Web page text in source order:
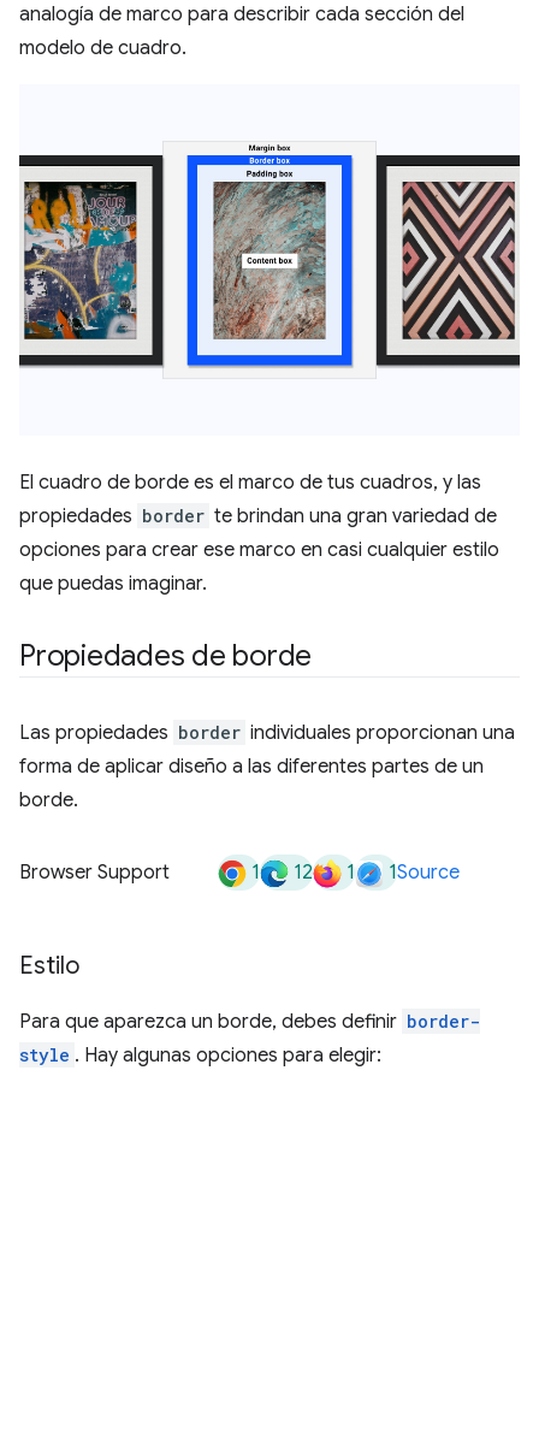
analogía de marco para describir cada sección del
modelo de cuadro.
El cuadro de borde es el marco de tus cuadros, y las
propiedades border te brindan una gran variedad de
opciones para crear ese marco en casi cualquier estilo
que puedas imaginar.
Propiedades de borde
Las propiedades border individuales proporcionan una
forma de aplicar diseño a las diferentes partes de un
borde.
Browser Support 1 12 1 1Source
Estilo
Para que aparezca un borde, debes definir border-
style . Hay algunas opciones para elegir: